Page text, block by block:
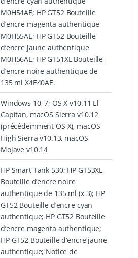
M0H54AE; HP GT52 Bouteille
d’encre magenta authentique
M0H55AE; HP GT52 Bouteille
d’encre jaune authentique
M0H56AE; HP GT51XL Bouteille
d’encre noire authentique de
135 ml X4E40AE.
Windows 10, 7; OS X v10.11 El
Capitan, macOS Sierra v10.12
(précédemment OS X), macOS
High Sierra v10.13, macOS
Mojave v10.14
HP Smart Tank 530; HP GT53XL
Bouteille d’encre noire
authentique de 135 ml (x 3); HP
GT52 Bouteille d’encre cyan
authentique; HP GT52 Bouteille
d’encre magenta authentique;
HP GT52 Bouteille d’encre jaune
authentique; Notice de